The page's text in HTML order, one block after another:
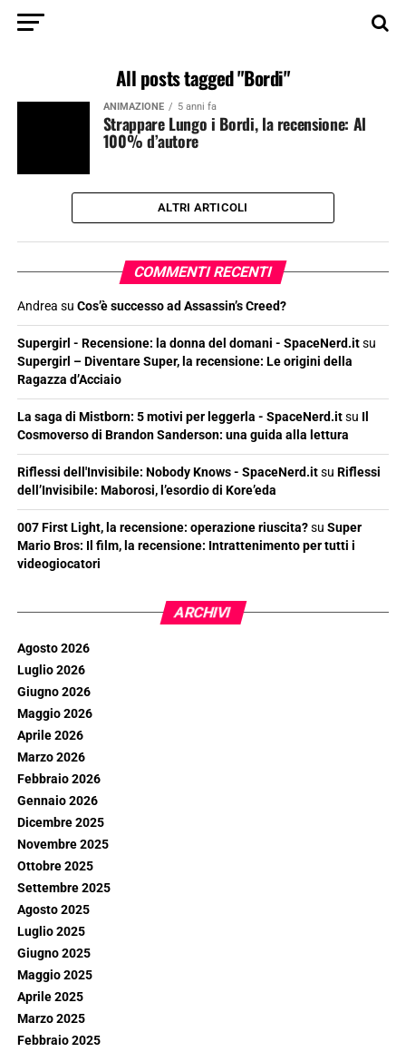
All posts tagged "Bordi"
ANIMAZIONE 5 anni fa
Strappare Lungo i Bordi, la recensione: Al
100% d’autore
ALTRI ARTICOLI
COMMENTI RECENTI
Andrea su Cos’è successo ad Assassin’s Creed?
Supergirl - Recensione: la donna del domani - SpaceNerd.itsu
Supergirl – Diventare Super, la recensione: Le origini della
Ragazza d’Acciaio
La saga di Mistborn: 5 motivi per leggerla - SpaceNerd.itsu Il
Cosmoverso di Brandon Sanderson: una guida alla lettura
Riflessi dell'Invisibile: Nobody Knows - SpaceNerd.itsu Riflessi
dell’Invisibile: Maborosi, l’esordio di Kore’eda
007 First Light, la recensione: operazione riuscita?su Super
Mario Bros: Il film, la recensione: Intrattenimento per tutti i
videogiocatori
ARCHIVI
Agosto 2026
Luglio 2026
Giugno 2026
Maggio 2026
Aprile 2026
Marzo 2026
Febbraio 2026
Gennaio 2026
Dicembre 2025
Novembre 2025
Ottobre 2025
Settembre 2025
Agosto 2025
Luglio 2025
Giugno 2025
Maggio 2025
Aprile 2025
Marzo 2025
Febbraio 2025